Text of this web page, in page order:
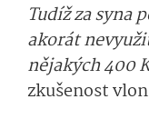
Tudíž za syna
akorát
nějakých 400
zkušenost